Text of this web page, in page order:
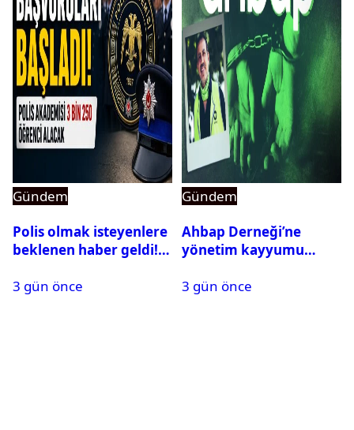
Gündem
Polis olmak isteyenlere
beklenen haber geldi!
3 gün önce
Gündem
Ahbap Derneği’ne
yönetim kayyumu
açıldı
3 gün önce